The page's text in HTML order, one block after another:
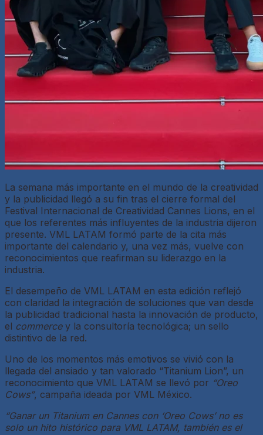
La semana más importante en el mundo de la creatividad
y la publicidad llegó a su fin tras el cierre formal del
Festival Internacional de Creatividad Cannes Lions, en el
que los referentes más influyentes de la industria dijeron
presente. VML LATAM formó parte de la cita más
importante del calendario y, una vez más, vuelve con
reconocimientos que reafirman su liderazgo en la
industria.
El desempeño de VML LATAM en esta edición reflejó
con claridad la integración de soluciones que van desde
la publicidad tradicional hasta la innovación de producto,
el commercey la consultoría tecnológica; un sello
distintivo de la red.
Uno de los momentos más emotivos se vivió con la
llegada del ansiado y tan valorado “Titanium Lion”, un
reconocimiento que VML LATAM se llevó por “Oreo
Cows”, campaña ideada por VML México.
“Ganar un Titanium en Cannes con ‘Oreo Cows’ no es
solo un hito histórico para VML LATAM, también es el